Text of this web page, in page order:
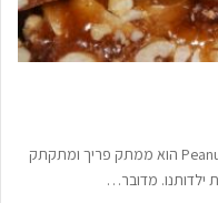
ממתק בוטנים נקרא גם פינאט בריטל Peanut Brittle הוא ממתק פריך ומתקתק
ילדותנו. מדובר…